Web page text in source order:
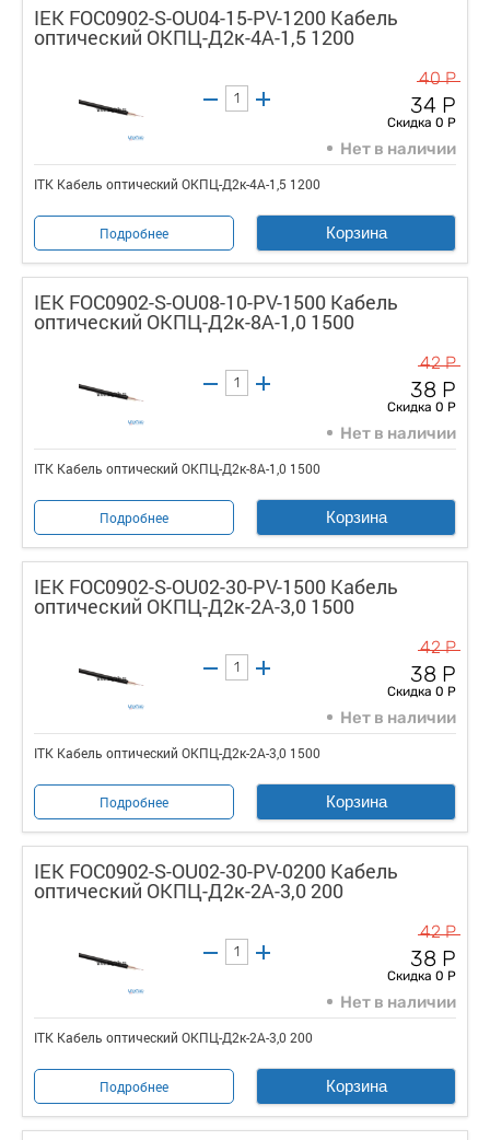
IEK FOC0902-S-OU04-15-PV-1200 Кабель
оптический ОКПЦ-Д2к-4А-1,5 1200
40 Р
34 Р
Скидка 0 Р
Нет в наличии
ITK Кабель оптический ОКПЦ-Д2к-4А-1,5 1200
Подробнее Корзина
IEK FOC0902-S-OU08-10-PV-1500 Кабель
оптический ОКПЦ-Д2к-8A-1,0 1500
42 Р
38 Р
Скидка 0 Р
Нет в наличии
ITK Кабель оптический ОКПЦ-Д2к-8A-1,0 1500
Подробнее Корзина
IEK FOC0902-S-OU02-30-PV-1500 Кабель
оптический ОКПЦ-Д2к-2А-3,0 1500
42 Р
38 Р
Скидка 0 Р
Нет в наличии
ITK Кабель оптический ОКПЦ-Д2к-2А-3,0 1500
Подробнее Корзина
IEK FOC0902-S-OU02-30-PV-0200 Кабель
оптический ОКПЦ-Д2к-2А-3,0 200
42 Р
38 Р
Скидка 0 Р
Нет в наличии
ITK Кабель оптический ОКПЦ-Д2к-2А-3,0 200
Подробнее Корзина